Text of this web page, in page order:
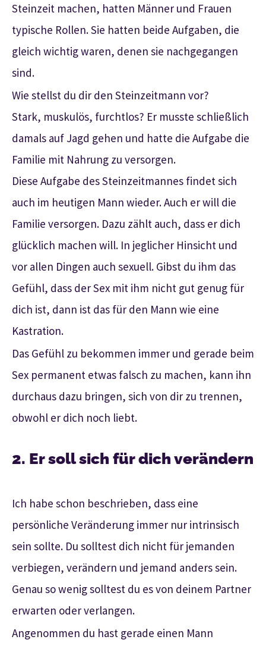
Steinzeit machen, hatten Männer und Frauen
typische Rollen. Sie hatten beide Aufgaben, die
gleich wichtig waren, denen sie nachgegangen
sind.
Wie stellst du dir den Steinzeitmann vor?
Stark, muskulös, furchtlos? Er musste schließlich
damals auf Jagd gehen und hatte die Aufgabe die
Familie mit Nahrung zu versorgen.
Diese Aufgabe des Steinzeitmannes findet sich
auch im heutigen Mann wieder. Auch er will die
Familie versorgen. Dazu zählt auch, dass er dich
glücklich machen will. In jeglicher Hinsicht und
vor allen Dingen auch sexuell. Gibst du ihm das
Gefühl, dass der Sex mit ihm nicht gut genug für
dich ist, dann ist das für den Mann wie eine
Kastration.
Das Gefühl zu bekommen immer und gerade beim
Sex permanent etwas falsch zu machen, kann ihn
durchaus dazu bringen, sich von dir zu trennen,
obwohl er dich noch liebt.
2. Er soll sich für dich verändern
Ich habe schon beschrieben, dass eine
persönliche Veränderung immer nur intrinsisch
sein sollte. Du solltest dich nicht für jemanden
verbiegen, verändern und jemand anders sein.
Genau so wenig solltest du es von deinem Partner
erwarten oder verlangen.
Angenommen du hast gerade einen Mann